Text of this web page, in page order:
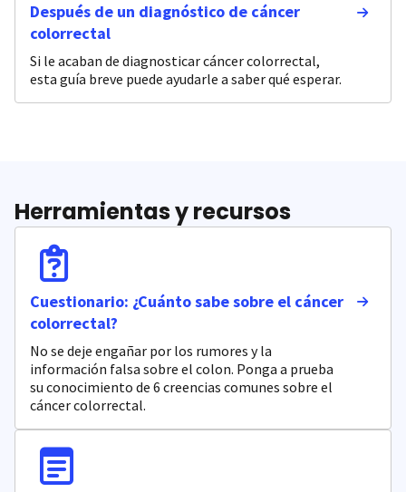
Después de un diagnóstico de cáncer
colorrectal
Si le acaban de diagnosticar cáncer colorrectal,
esta guía breve puede ayudarle a saber qué esperar.
Herramientas y recursos
Cuestionario: ¿Cuánto sabe sobre el cáncer
colorrectal?
No se deje engañar por los rumores y la
información falsa sobre el colon. Ponga a prueba
su conocimiento de 6 creencias comunes sobre el
cáncer colorrectal.